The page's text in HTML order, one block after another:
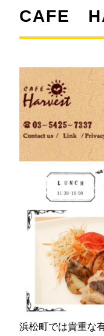
CAFE
浜松町では貴重な